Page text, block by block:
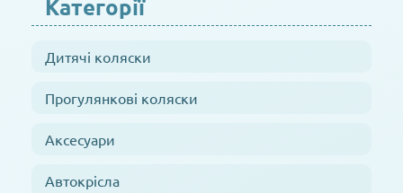
Категорії
Дитячі коляски
Прогулянкові коляски
Аксесуари
Автокрісла